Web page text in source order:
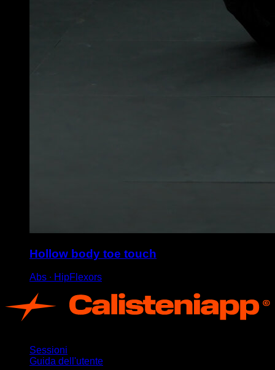
Hollow body toe touch
Abs ∙ HipFlexors
Sessioni
Guida dell'utente